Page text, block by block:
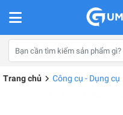
Trang chủ Công cụ - Dụng cụ